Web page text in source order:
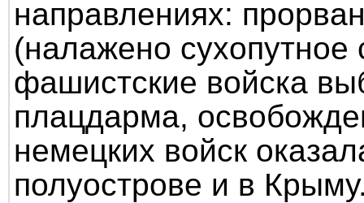
направлениях:
(налажено
фашистские войска
плацдарма,
немецких войск
полуострове и в